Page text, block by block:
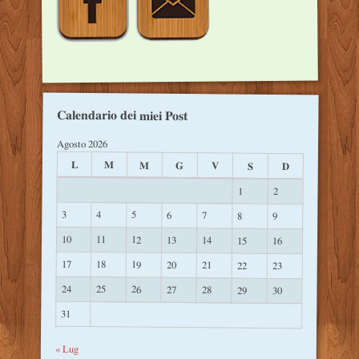
Calendario dei miei Post
Agosto 2026
L M M G V S D
1
2
3
4 5 6 7 8 9
10 11 12 13 14 15
16
17
18 19 20 21 22
23
24
25 26 27 28 29
30
31
« Lug